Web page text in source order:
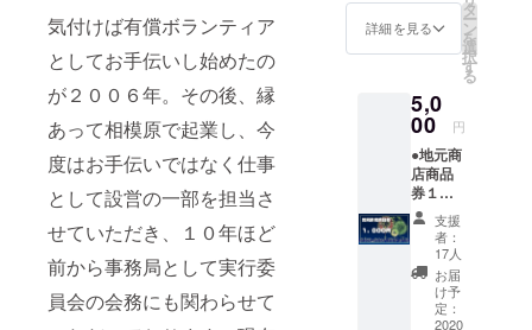
気付けば有償ボランティア
としてお手伝いし始めたの
が２００６年。その後、縁
あって相模原で起業し、今
度はお手伝いではなく仕事
として設営の一部を担当さ
せていただき、１０年ほど
前から事務局として実行委
員会の会務にも関わらせて
願いいたし
ち上げ
に使用
火の模
様の飴
玉が
入って
いま
す。相
模原納
涼花火
大会オ
リジナ
ルのス
テッ
メール
過去、
好評を
博した
マフ
ラーが
返礼品
として
復活！
2020年
のオリ
ジナル
使用の
デザイ
ンで作
成しま
詳細を見る
タ
ー
ン
を
選
択
す
る
5,0
00 円
●地元商
店商品
券１０
００円
分 ●安
心安全
な河川
敷＋花
火の打
ち上げ
支援
者：
17人
お届
け予
定：
2020